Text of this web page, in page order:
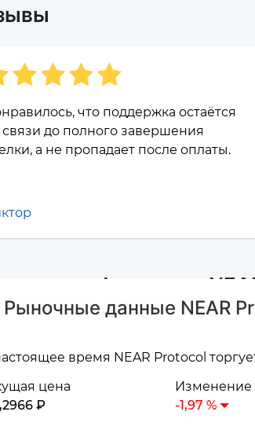
что поддержка остаётся
связи до полного завершения
а не пропадает после оплаты.
информация
Рыночные данные NEAR
время NEAR Protocol
цена
₽
Изменение
-1,97 %